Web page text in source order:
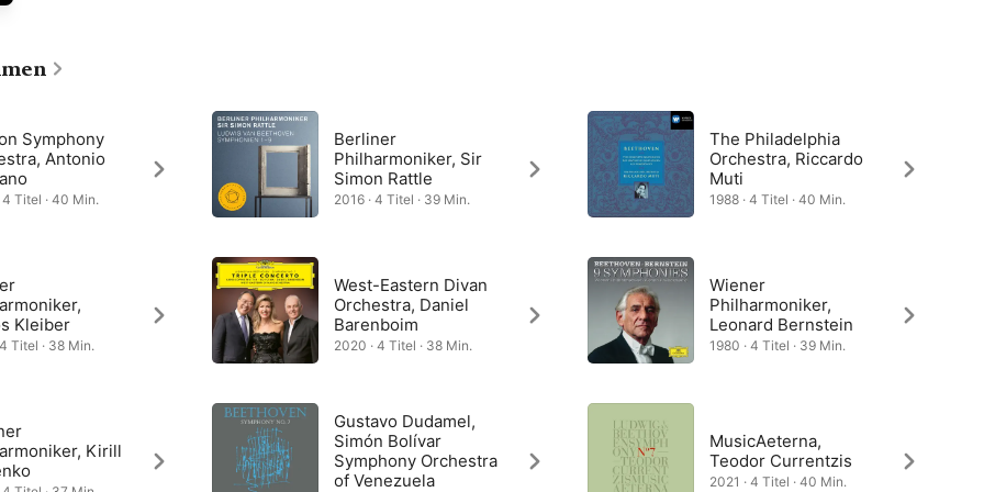
solcher Erfolg, dass das Allegretto wiederholt werden musste,
Symphony
Antonio
4 Titel · 40 Min.
Kleiber
Titel · 38 Min.
Kirill
Berliner
Philharmoniker, Sir
Simon Rattle
2016 · 4 Titel · 39 Min.
West-Eastern Divan
Orchestra, Daniel
Barenboim
2020 · 4 Titel · 38 Min.
Gustavo Dudamel,
Simón Bolívar
Symphony Orchestra
of Venezuela
The Philadelphia
Orchestra, Riccardo
Muti
1988 · 4 Titel · 40 Min.
Wiener
Philharmoniker,
Leonard Bernstein
1980 · 4 Titel · 39 Min.
MusicAeterna,
Teodor Currentzis
2021 · 4 Titel · 40 Min.